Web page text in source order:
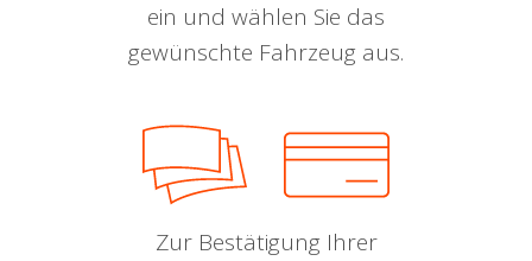
ein und wählen Sie das
gewünschte Fahrzeug aus.
Zur Bestätigung Ihrer